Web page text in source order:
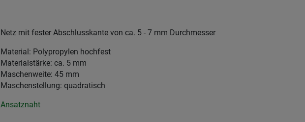
Netz mit fester Abschlusskante von ca. 5 - 7 mm Durchmesser
Material: Polypropylen hochfest
Materialstärke: ca. 5 mm
Maschenweite: 45 mm
Maschenstellung: quadratisch
Ansatznaht